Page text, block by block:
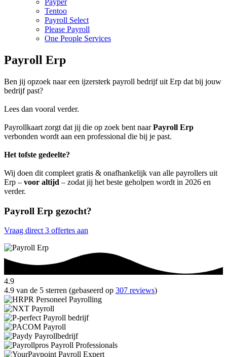
Payper
Tentoo
Payroll Select
Please Payroll
One People Services
Payroll Erp
Ben jij opzoek naar een ijzersterk payroll bedrijf uit Erp dat bij jouw
bedrijf past?
Lees dan vooral verder.
Payrollkaart zorgt dat jij die op zoek bent naarPayroll Erp
verbonden wordt aan een professional die bij je past.
Het tofste gedeelte?
Wij doen dit compleet gratis & onafhankelijk van alle payrollers uit
Erp – voor altijd – zodat jij het beste geholpen wordt in 2026 en
verder.
Payroll Erp gezocht?
Vraag direct 3 offertes aan
4.9
4.9 van de 5 sterren (gebaseerd op 307 reviews)